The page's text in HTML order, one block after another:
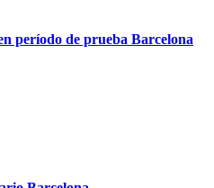
período de prueba Barcelona